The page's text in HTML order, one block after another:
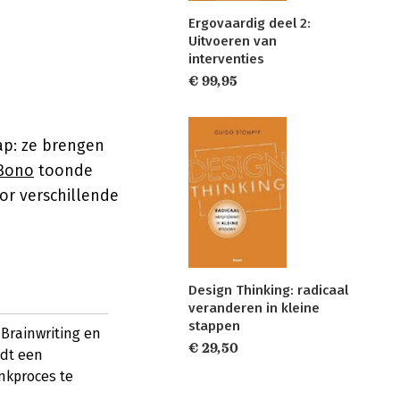
ze brengen
toonde
verschillende
en
een
te
Ergovaardig deel 2:
Uitvoeren van
interventies
€ 99,95
Design Thinking: radicaal
veranderen in kleine
stappen
€ 29,50